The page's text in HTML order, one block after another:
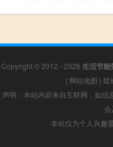
Copyright © 2012 - 2026 生活节能
| 网站地图 | 疑
声明：本站内容来自互联网，如
本站仅为个人兴趣